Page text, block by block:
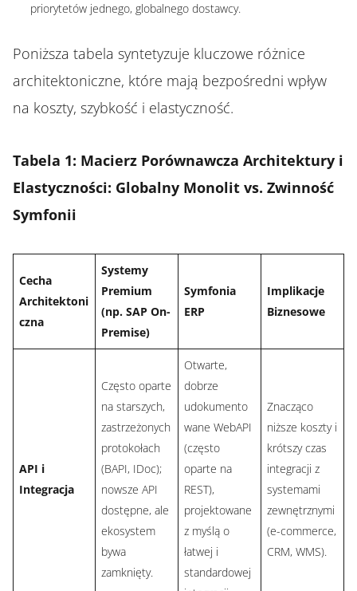
priorytetów jednego, globalnego dostawcy.
Poniższa tabela syntetyzuje kluczowe różnice
architektoniczne, które mają bezpośredni wpływ
na koszty, szybkość i elastyczność.
Tabela 1: Macierz Porównawcza Architektury i
Elastyczności: Globalny Monolit vs. Zwinność
Symfonii
Cecha
Architektoni
czna
Systemy
Premium
(np. SAP On-
Premise)
Symfonia
ERP
Implikacje
Biznesowe
API i
Integracja
Często oparte
na starszych,
zastrzeżonych
protokołach
(BAPI, IDoc);
nowsze API
dostępne, ale
ekosystem
bywa
zamknięty.
Otwarte,
dobrze
udokumento
wane WebAPI
(często
oparte na
REST),
projektowane
z myślą o
łatwej i
standardowej
Znacząco
niższe koszty i
krótszy czas
integracji z
systemami
zewnętrznymi
(e-commerce,
CRM, WMS).